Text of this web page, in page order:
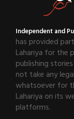
Independent and
has provided
Lahariya for the
publishing
not take any
whatsoever for
Lahariya on its
platforms.